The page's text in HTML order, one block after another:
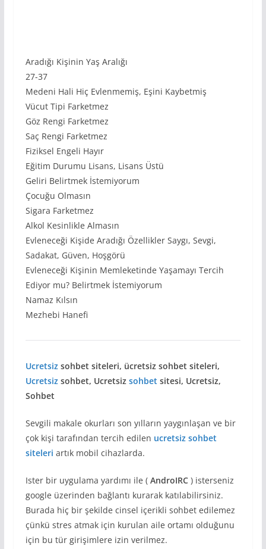
Aradığı Kişinin Yaş Aralığı
27-37
Medeni Hali Hiç Evlenmemiş, Eşini Kaybetmiş
Vücut Tipi Farketmez
Göz Rengi Farketmez
Saç Rengi Farketmez
Fiziksel Engeli Hayır
Eğitim Durumu Lisans, Lisans Üstü
Geliri Belirtmek İstemiyorum
Çocuğu Olmasın
Sigara Farketmez
Alkol Kesinlikle Almasın
Evleneceği Kişide Aradığı Özellikler Saygı, Sevgi,
Sadakat, Güven, Hoşgörü
Evleneceği Kişinin Memleketinde Yaşamayı Tercih
Ediyor mu? Belirtmek İstemiyorum
Namaz Kılsın
Mezhebi Hanefi
Ucretsizsohbet siteleri, ücretsiz sohbet siteleri,
Ucretsizsohbet, Ucretsiz sohbet sitesi, Ucretsiz,
Sohbet
Sevgili makale okurları son yılların yaygınlaşan ve bir
çok kişi tarafından tercih edilen ucretsiz sohbet
siteleri artık mobil cihazlarda.
Ister bir uygulama yardımı ile ( AndroIRC) isterseniz
google üzerinden bağlantı kurarak katılabilirsiniz.
Burada hiç bir şekilde cinsel içerikli sohbet edilemez
çünkü stres atmak için kurulan aile ortamı olduğunu
için bu tür girişimlere izin verilmez.